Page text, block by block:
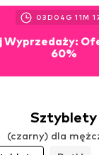
03D 04 G 11M
Wyprzedaży:
60%
Sztyblety
(czarny) dla